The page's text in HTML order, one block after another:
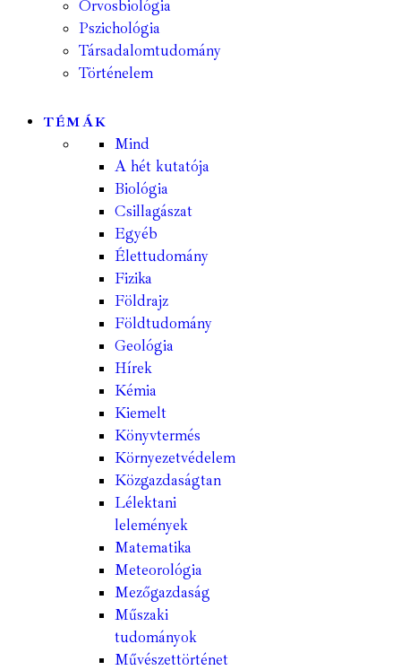
Orvosbiológia
Pszichológia
Társadalomtudomány
Történelem
TÉMÁK
Mind
A hét kutatója
Biológia
Csillagászat
Egyéb
Élettudomány
Fizika
Földrajz
Földtudomány
Geológia
Hírek
Kémia
Kiemelt
Könyvtermés
Környezetvédelem
Közgazdaságtan
Lélektani
lelemények
Matematika
Meteorológia
Mezőgazdaság
Műszaki
tudományok
Művészettörténet